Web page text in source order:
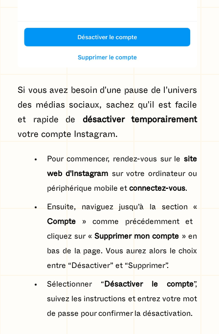
Si vous avez besoin d'une pause de l'univers
des médias sociaux, sachez qu'il est facile
et rapide de désactiver temporairement
votre compte Instagram.
Pour commencer, rendez-vous sur lesite
web d'Instagram sur votre ordinateur ou
périphérique mobile et connectez-vous.
Ensuite, naviguez jusqu’à la section «
Compte » comme précédemment et
cliquez sur «Supprimer mon compte » en
bas de la page. Vous aurez alors le choix
entre “Désactiver” et “Supprimer”.
Sélectionner “ Désactiver le compte”,
suivez les instructions et entrez votre mot
de passe pour confirmer la désactivation.